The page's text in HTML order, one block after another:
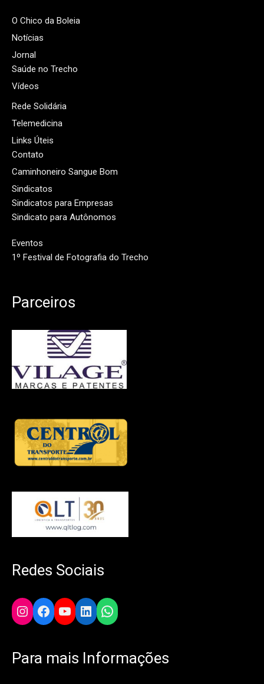
O Chico da Boleia
Notícias
Jornal
Saúde no Trecho
Vídeos
Rede Solidária
Telemedicina
Links Úteis
Contato
Caminhoneiro Sangue Bom
Sindicatos
Sindicatos para Empresas
Sindicato para Autônomos
Eventos
1º Festival de Fotografia do Trecho
Parceiros
Redes Sociais
Instagram
Facebook
YouTube
LinkedIn
WhatsApp
Para mais Informações